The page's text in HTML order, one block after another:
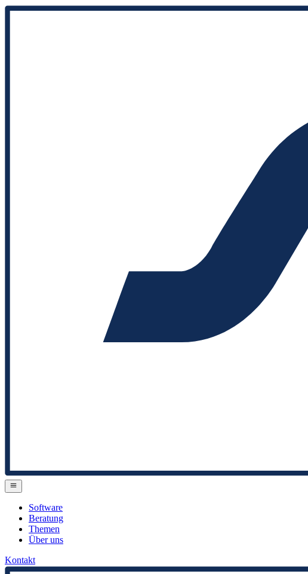
Software
Beratung
Themen
Über uns
Kontakt